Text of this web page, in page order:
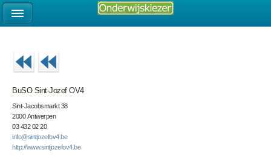
BuSO Sint-Jozef OV4
Sint-Jacobsmarkt 38
2000 Antwerpen
03 432 02 20
info@sintjozefov4.be
http://www.sintjozefov4.be